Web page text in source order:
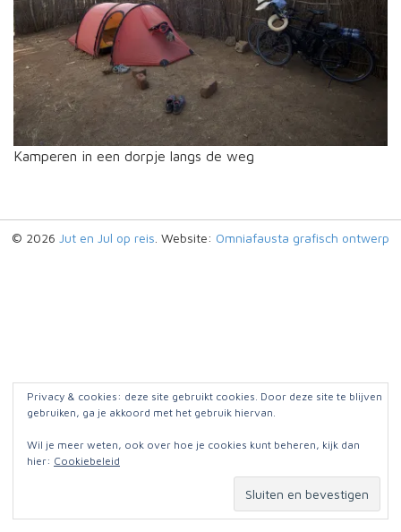
Kamperen in een dorpje langs de weg
© 2026 Jut en Jul op reis . Website: Omniafausta grafisch ontwerp
Privacy & cookies: deze site gebruikt cookies. Door deze site te blijven
gebruiken, ga je akkoord met het gebruik hiervan.
Wil je meer weten, ook over hoe je cookies kunt beheren, kijk dan
hier: Cookiebeleid